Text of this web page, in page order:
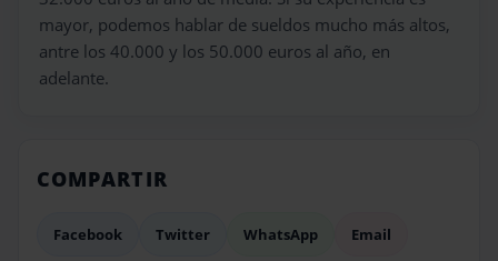
mayor, podemos hablar de sueldos mucho más altos,
antre los 40.000 y los 50.000 euros al año, en
adelante.
COMPARTIR
Facebook Twitter WhatsApp Email